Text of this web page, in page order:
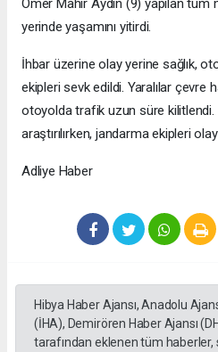
Ömer Mahir Aydın (9) yapılan
yerinde yaşamını yitirdi.
İhbar üzerine olay yerine sağlık,
ekipleri sevk edildi. Yaralılar çevre
otoyolda trafik uzun süre kilitlendi.
araştırılırken, jandarma ekipleri
Adliye Haber
Hibya Haber Ajansı, Anadolu
(İHA), Demirören Haber Ajansı
tarafından eklenen tüm